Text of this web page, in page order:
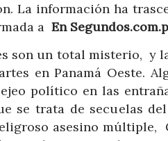
La información ha
a En
son un total misterio, y
en Panamá Oeste.
político en las
se trata de secuelas
asesino múltiple,